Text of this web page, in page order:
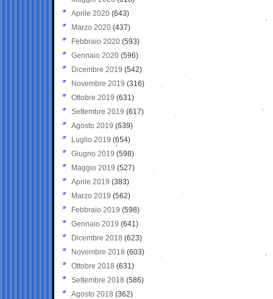
Aprile 2020 (643)
Marzo 2020 (437)
Febbraio 2020 (593)
Gennaio 2020 (596)
Dicembre 2019 (542)
Novembre 2019 (316)
Ottobre 2019 (631)
Settembre 2019 (617)
Agosto 2019 (639)
Luglio 2019 (654)
Giugno 2019 (598)
Maggio 2019 (527)
Aprile 2019 (383)
Marzo 2019 (562)
Febbraio 2019 (598)
Gennaio 2019 (641)
Dicembre 2018 (623)
Novembre 2018 (603)
Ottobre 2018 (631)
Settembre 2018 (586)
Agosto 2018 (362)